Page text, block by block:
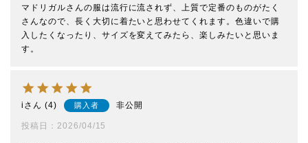
マドリガルさんの服は流行に流されず、上質で定番のものがたく
さんなので、長く大切に着たいと思わせてくれます。色違いで購
入したくなったり、サイズを変えてみたら、楽しみたいと思いま
す。
i 4 購入者 非公開
投稿日 2026/04/15